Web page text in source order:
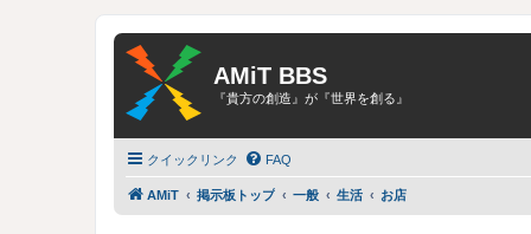
AMiT BBS
『貴方の創造』が『世界を創る』
クイックリンク FAQ
AMiT 掲示板トップ 一般 生活 お店